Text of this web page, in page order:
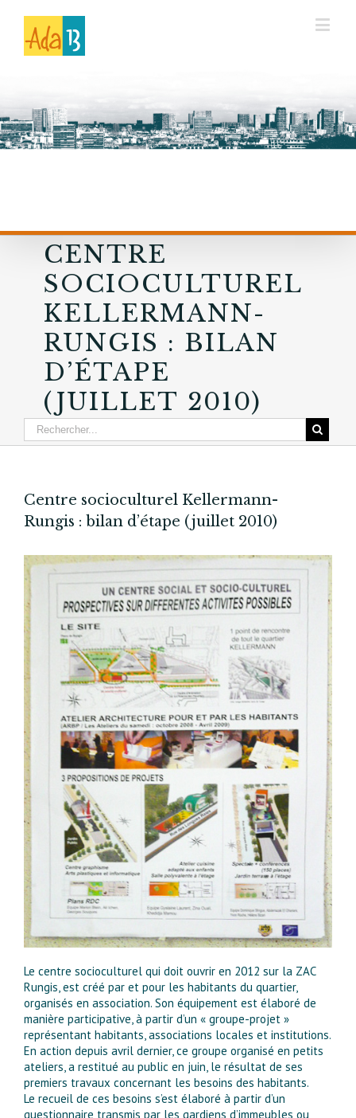
CENTRE
SOCIOCULTUREL
KELLERMANN-
RUNGIS : BILAN
D’ÉTAPE
(JUILLET 2010)
Centre socioculturel Kellermann-
Rungis : bilan d’étape (juillet 2010)
Le centre socioculturel qui doit ouvrir en 2012 sur la ZAC
Rungis, est créé par et pour les habitants du quartier,
organisés en association. Son équipement est élaboré de
manière participative, à partir d’un « groupe-projet »
représentant habitants, associations locales et institutions.
En action depuis avril dernier, ce groupe organisé en petits
ateliers, a restitué au public en juin, le résultat de ses
premiers travaux concernant les besoins des habitants.
Le recueil de ces besoins s’est élaboré à partir d’un
questionnaire transmis par les gardiens d’immeubles ou